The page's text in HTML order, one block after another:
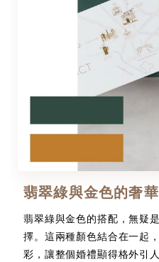
翡翠綠與金色的奢
翡翠綠與金色的搭配，無疑
擇。這兩種顏色結合在一起
彩，讓整個婚禮顯得格外引